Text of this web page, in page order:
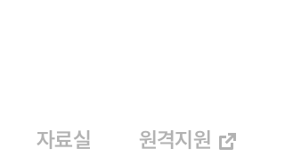
자료실 원격지원